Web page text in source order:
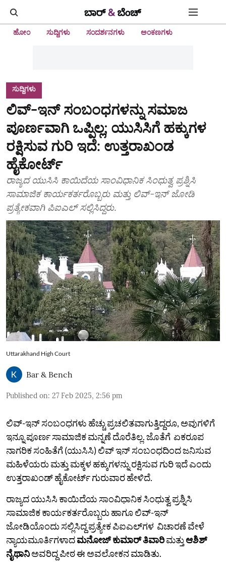
ಹೋಂ ಸುದ್ದಿಗಳು ಸಂದರ್ಶನಗಳು ಅಂಕಣಗಳು
ಸುದ್ದಿಗಳು
ಲಿವ್-ಇನ್ ಸಂಬಂಧಗಳನ್ನು ಸಮಾಜ
ಪೂರ್ಣವಾಗಿ ಒಪ್ಪಿಲ್ಲ; ಯುಸಿಸಿಗೆ ಹಕ್ಕುಗಳ
ರಕ್ಷಿಸುವ ಗುರಿ ಇದೆ: ಉತ್ತರಾಖಂಡ
ಹೈಕೋರ್ಟ್
ರಾಜ್ಯದ ಯುಸಿಸಿ ಕಾಯಿದೆಯ ಸಾಂವಿಧಾನಿಕ ಸಿಂಧುತ್ವ ಪ್ರಶ್ನಿಸಿ
ಸಾಮಾಜಿಕ ಕಾರ್ಯಕರ್ತರೊಬ್ಬರು ಮತ್ತು ಲಿವ್-ಇನ್ ಜೋಡಿ
ಪ್ರತ್ಯೇಕವಾಗಿ ಪಿಐಎಲ್‌ ಸಲ್ಲಿಸಿದ್ದರು.
Uttarakhand High Court
Bar & Bench
Published on: 27 Feb 2025, 2:56 pm
ಲಿವ್-ಇನ್ ಸಂಬಂಧಗಳು ಹೆಚ್ಚು ಪ್ರಚಲಿತವಾಗುತ್ತಿದ್ದರೂ, ಅವುಗಳಿಗೆ
ಇನ್ನೂ ಪೂರ್ಣ ಸಾಮಾಜಿಕ ಮನ್ನಣೆ ದೊರೆತಿಲ್ಲ. ಜೊತೆಗೆ ಏಕರೂಪ
ನಾಗರಿಕ ಸಂಹಿತೆಗೆ (ಯುಸಿಸಿ) ಲಿವ್‌ ಇನ್‌ ಸಂಬಂಧದಿಂದ ಜನಿಸುವ
ಮಹಿಳೆಯರು ಮತ್ತು ಮಕ್ಕಳ ಹಕ್ಕುಗಳನ್ನು ರಕ್ಷಿಸುವ ಗುರಿ ಇದೆ ಎಂದು
ಉತ್ತರಾಖಂಡ್ ಹೈಕೋರ್ಟ್ ಗುರುವಾರ ಹೇಳಿದೆ.
ರಾಜ್ಯದ ಯುಸಿಸಿ ಕಾಯಿದೆಯ ಸಾಂವಿಧಾನಿಕ ಸಿಂಧುತ್ವ ಪ್ರಶ್ನಿಸಿ
ಸಾಮಾಜಿಕ ಕಾರ್ಯಕರ್ತರೊಬ್ಬರು ಹಾಗೂ ಲಿವ್-ಇನ್
ಜೋಡಿಯೊಂದು ಸಲ್ಲಿಸಿದ್ದ ಪ್ರತ್ಯೇಕ ಪಿಐಎಲ್‌ಗಳ ವಿಚಾರಣೆ ವೇಳೆ
ನ್ಯಾಯಮೂರ್ತಿಗಳಾದಮನೋಜ್ ಕುಮಾರ್ ತಿವಾರಿಮತ್ತು ಆಶಿಶ್
ನೈಥಾನಿಅವರಿದ್ದ ಪೀಠ ಈ ಅವಲೋಕನ ಮಾಡಿತು.